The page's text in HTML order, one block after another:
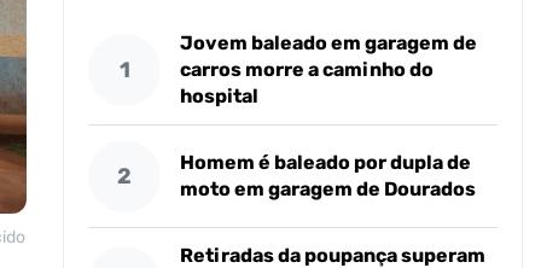
1
Jovem baleado em garagem de
carros morre a caminho do
hospital
2
Homem é baleado por dupla de
moto em garagem de Dourados
Retiradas da poupança superam